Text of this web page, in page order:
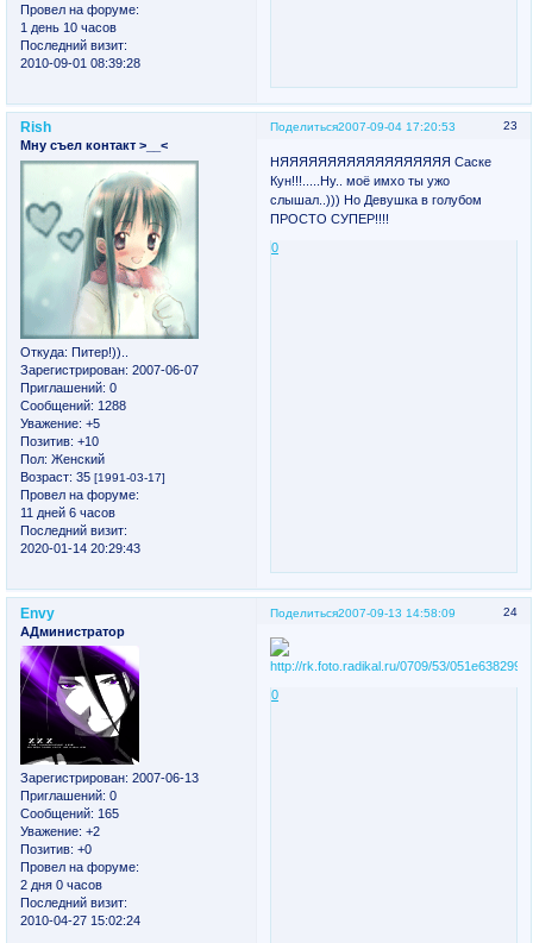
Провел на форуме:
1 день 10 часов
Последний визит:
2010-09-01 08:39:28
Поделиться 23
2007-09-04 17:20:53
Rish
Мну съел контакт >__<
Откуда: Питер!))..
Зарегистрирован: 2007-06-07
Приглашений: 0
Сообщений: 1288
Уважение: +5
Позитив: +10
Пол: Женский
Возраст: 35 [1991-03-17]
Провел на форуме:
11 дней 6 часов
Последний визит:
2020-01-14 20:29:43
НЯЯЯЯЯЯЯЯЯЯЯЯЯЯЯЯЯЯ Саске
Кун!!!.....Ну.. моё имхо ты ужо
слышал..))) Но Девушка в голубом
ПРОСТО СУПЕР!!!!
0
Поделиться 24
2007-09-13 14:58:09
Envy
АДминистратор
Зарегистрирован: 2007-06-13
Приглашений: 0
Сообщений: 165
Уважение: +2
Позитив: +0
Провел на форуме:
2 дня 0 часов
Последний визит:
2010-04-27 15:02:24
0